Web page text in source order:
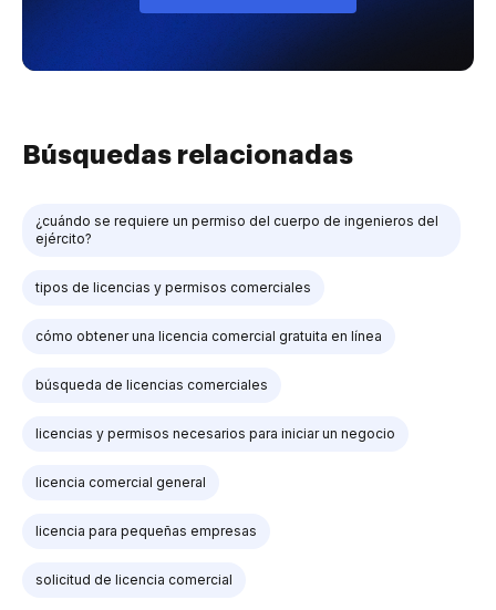
Búsquedas relacionadas
¿cuándo se requiere un permiso del cuerpo de ingenieros del
ejército?
tipos de licencias y permisos comerciales
cómo obtener una licencia comercial gratuita en línea
búsqueda de licencias comerciales
licencias y permisos necesarios para iniciar un negocio
licencia comercial general
licencia para pequeñas empresas
solicitud de licencia comercial